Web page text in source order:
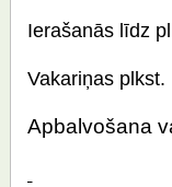
Ierašanās līdz
Vakariņas plkst.
Apbalvošana